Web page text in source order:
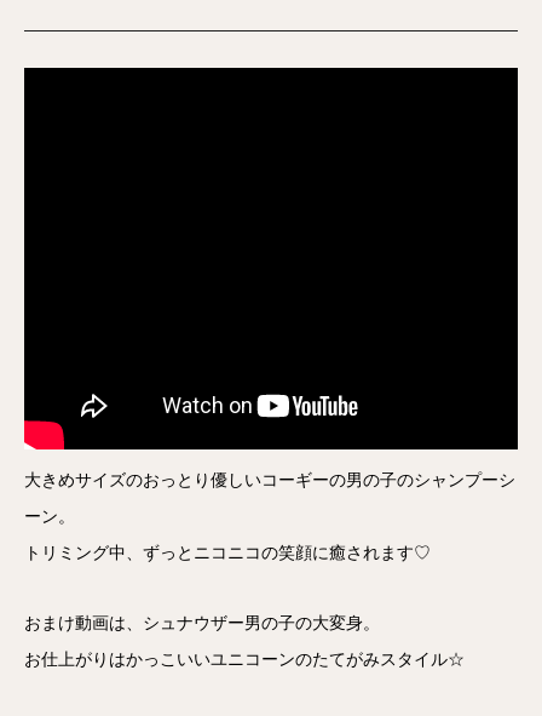
大きめサイズのおっとり優しいコーギーの男の子のシャンプーシ
ーン。
トリミング中、ずっとニコニコの笑顔に癒されます♡
おまけ動画は、シュナウザー男の子の大変身。
お仕上がりはかっこいいユニコーンのたてがみスタイル☆